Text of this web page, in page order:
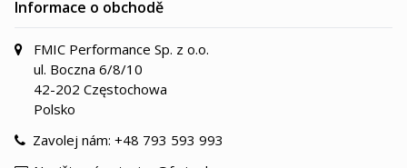
Informace o obchodě
FMIC Performance Sp. z o.o.
ul. Boczna 6/8/10
42-202 Częstochowa
Polsko
Zavolej nám: +48 793 593 993